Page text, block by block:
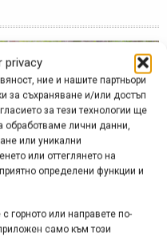
privacy
ние и нашите партньори
за съхраняване и/или достъп
за тези технологии ще
обработваме лични данни,
или уникални
или оттеглянето на
определени функции и
горното или направете по-
само към този